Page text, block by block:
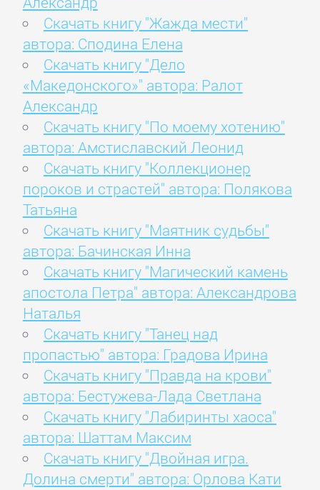
Скачать книгу "Жажда мести"
автора: Сподина Елена
Скачать книгу "Дело
«Македонского»" автора: Ралот
Александр
Скачать книгу "По моему хотению"
автора: Амстиславский Леонид
Скачать книгу "Коллекционер
пороков и страстей" автора: Полякова
Татьяна
Скачать книгу "Маятник судьбы"
автора: Бачинская Инна
Скачать книгу "Магический камень
апостола Петра" автора: Александрова
Наталья
Скачать книгу "Танец над
пропастью" автора: Градова Ирина
Скачать книгу "Правда на крови"
автора: Бестужева-Лада Светлана
Скачать книгу "Лабиринты хаоса"
автора: Шаттам Максим
Скачать книгу "Двойная игра.
Долина смерти" автора: Орлова Кати